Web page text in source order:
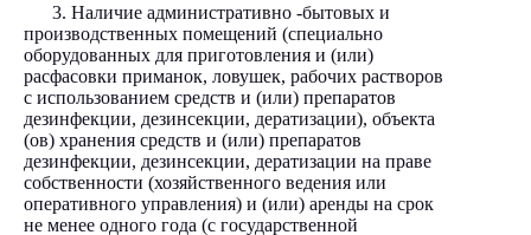
3. Наличие административно -бытовых и
производственных помещений (специально
оборудованных для приготовления и (или)
расфасовки приманок, ловушек, рабочих растворов
с использованием средств и (или) препаратов
дезинфекции, дезинсекции, дератизации), объекта
(ов) хранения средств и (или) препаратов
дезинфекции, дезинсекции, дератизации на праве
собственности (хозяйственного ведения или
оперативного управления) и (или) аренды на срок
не менее одного года (с государственной